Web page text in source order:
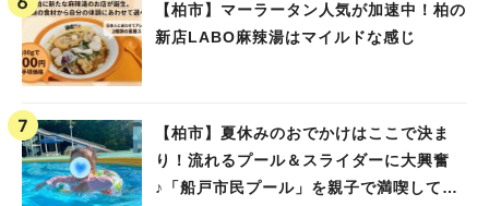
【柏市】マーラータン人気が加速中！柏の
新店LABO麻辣湯はマイルドな感じ
【柏市】夏休みのおでかけはここで決ま
り！流れるプール＆スライダーに大興奮
♪「船戸市民プール」を親子で満喫してき